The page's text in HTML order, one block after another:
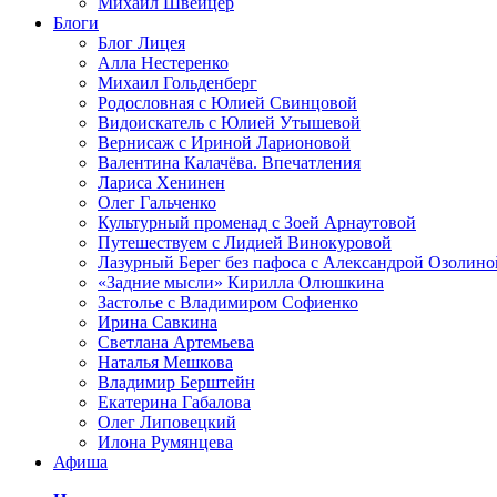
Блоги
Блог Лицея
Алла Нестеренко
Михаил Гольденберг
Родословная с Юлией Свинцовой
Видоискатель с Юлией Утышевой
Вернисаж с Ириной Ларионовой
Валентина Калачёва. Впечатления
Лариса Хенинен
Олег Гальченко
Культурный променад с Зоей Арнаутовой
Путешествуем с Лидией Винокуровой
Лазурный Берег без пафоса с Александрой
«Задние мысли» Кирилла Олюшкина
Застолье с Владимиром Софиенко
Ирина Савкина
Светлана Артемьева
Наталья Мешкова
Владимир Берштейн
Екатерина Габалова
Олег Липовецкий
Илона Румянцева
Афиша